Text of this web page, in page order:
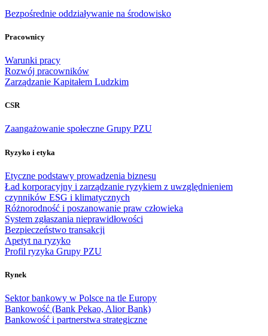
Bezpośrednie oddziaływanie na środowisko
Pracownicy
Warunki pracy
Rozwój pracowników
Zarządzanie Kapitałem Ludzkim
CSR
Zaangażowanie społeczne Grupy PZU
Ryzyko i etyka
Etyczne podstawy prowadzenia biznesu
Ład korporacyjny i zarządzanie ryzykiem z uwzględnieniem
czynników ESG i klimatycznych
Różnorodność i poszanowanie praw człowieka
System zgłaszania nieprawidłowości
Bezpieczeństwo transakcji
Apetyt na ryzyko
Profil ryzyka Grupy PZU
Rynek
Sektor bankowy w Polsce na tle Europy
Bankowość (Bank Pekao, Alior Bank)
Bankowość i partnerstwa strategiczne